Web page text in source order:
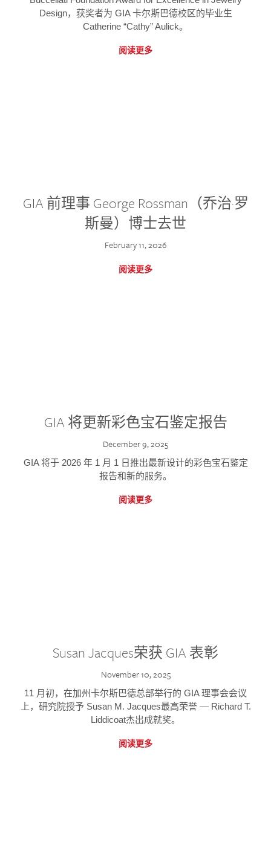
Design，获奖者为 GIA 卡尔斯巴德校区的毕业生
Catherine “Cathy” Aulick。
阅读更多
GIA 前理事 George Rossman（乔治·罗
斯曼）博士去世
February 11, 2026
阅读更多
GIA 将更新彩色宝石鉴定报告
December 9, 2025
GIA 将于 2026 年 1 月 1 日推出最新设计的彩色宝石鉴定
报告和新的服务。
阅读更多
Susan Jacques荣获 GIA 表彰
November 10, 2025
11 月初，在加州卡尔斯巴德总部举行的 GIA 理事会会议
上，研究院授予 Susan M. Jacques最高荣誉 — Richard T.
Liddicoat杰出成就奖。
阅读更多